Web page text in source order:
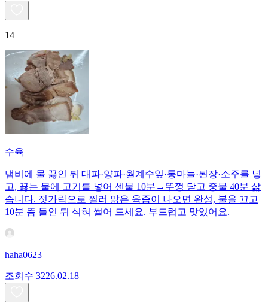
14
수육
냄비에 물 끓인 뒤 대파·양파·월계수잎·통마늘·된장·소주를 넣
고, 끓는 물에 고기를 넣어 센불 10분→뚜껑 닫고 중불 40분 삶
습니다. 젓가락으로 찔러 맑은 육즙이 나오면 완성, 불을 끄고
10분 뜸 들인 뒤 식혀 썰어 드세요. 부드럽고 맛있어요.
haha0623
조회수 3226.02.18